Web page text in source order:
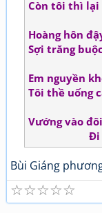
Còn tôi thì lại
Hoàng hôn
Sợi trăng
Em nguyền
Tôi thề uống
Vướng vào
Đi bộ
Bùi Giáng
☆
☆
☆
☆
☆